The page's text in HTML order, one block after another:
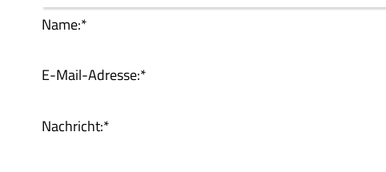
Name:*
E-Mail-Adresse:*
Nachricht:*